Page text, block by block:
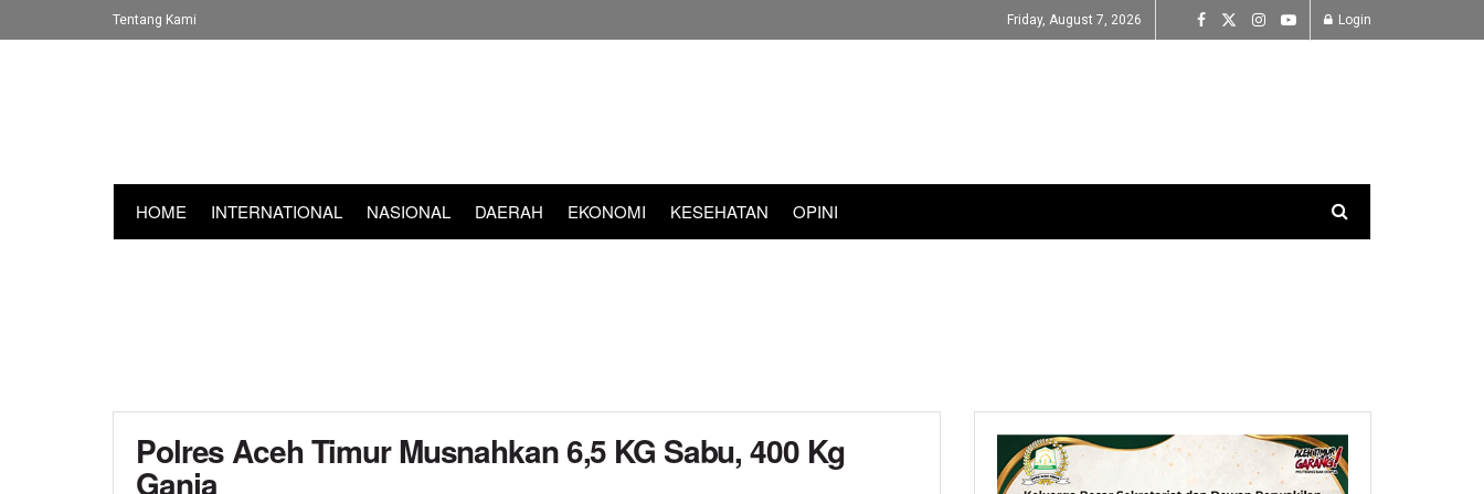
Tentang Kami Friday, August 7, 2026 Login
HOME INTERNATIONAL NASIONAL DAERAH EKONOMI KESEHATAN OPINI
Polres Aceh Timur Musnahkan 6,5 KG Sabu, 400 Kg
Ganja